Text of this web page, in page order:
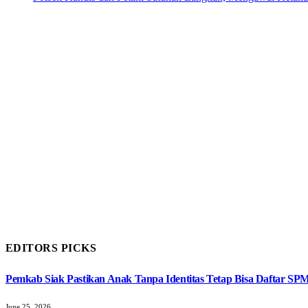
EDITORS PICKS
Pemkab Siak Pastikan Anak Tanpa Identitas Tetap Bisa Daftar